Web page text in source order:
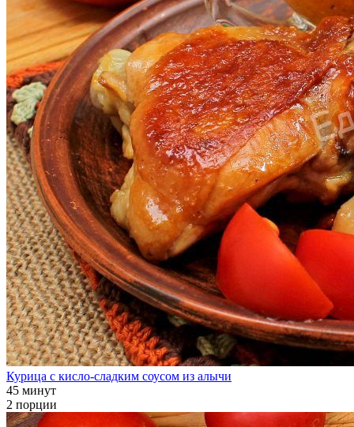
Курица с кисло-сладким соусом из алычи
45 минут
2 порции